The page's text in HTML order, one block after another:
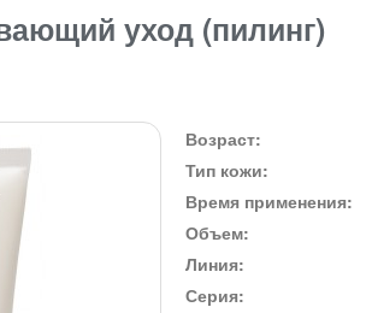
уход (пилинг)
Возраст:
Тип кожи:
Время применения:
Объем:
Линия:
Серия: